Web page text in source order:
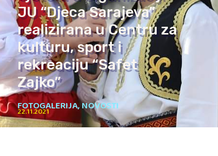
JU “Djeca Sarajeva”
realizirana u Centru za
kulturu, sport i
rekreaciju “Safet
Zajko”
FOTOGALERIJA,NOVOSTI
22.11.2021